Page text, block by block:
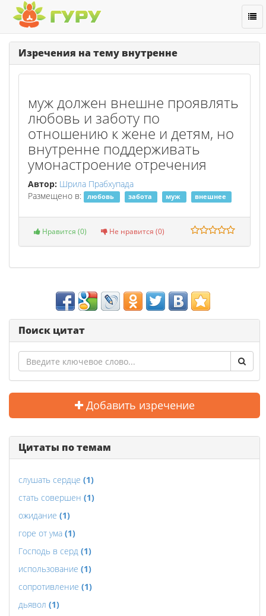
Изречения на тему внутренне
муж должен внешне проявлять
любовь и заботу по
отношению к жене и детям, но
внутренне поддерживать
умонастроение отречения
Автор: Шрила Прабхупада
Размещено в:
любовь забота муж внешнее
Нравится (0) Не нравится (0)
Поиск цитат
Добавить изречение
Цитаты по темам
слушать сердце (1)
стать совершен (1)
ожидание (1)
горе от ума (1)
Господь в серд (1)
использование (1)
сопротивление (1)
дьявол (1)